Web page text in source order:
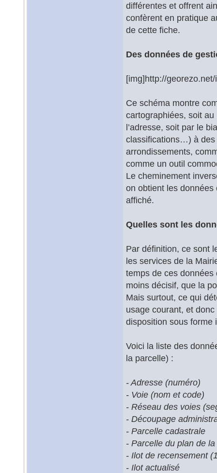
différentes et offrent
confèrent en pratique
de cette fiche.
Des données de
[img]http://
Ce schéma montre
cartographiées, soit
l’adresse, soit par le
classifications…) à des
arrondissements,
comme un outil
Le cheminement
on obtient les données
affiché.
Quelles sont les
Par définition, ce sont
les services de la
temps de ces données
moins décisif, que la
Mais surtout, ce qui
usage courant, et
disposition sous forme
Voici la liste des
la parcelle) :
- Adresse (numéro)
- Voie (nom et code)
- Réseau des voies
- Découpage
- Parcelle cadastrale
- Parcelle du plan de
- Ilot de recensement
- Ilot actualisé